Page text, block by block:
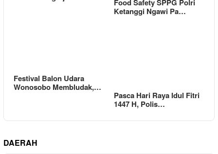
Food Safety SPPG Polri
Ketanggi Ngawi Pa…
Festival Balon Udara
Wonosobo Membludak,…
Pasca Hari Raya Idul Fitri
1447 H, Polis…
DAERAH